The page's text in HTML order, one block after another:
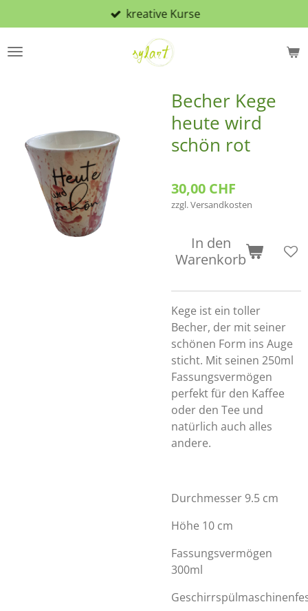
Hauptinhalt
springen
kreative Kurse
Becher Kege
heute wird
schön rot
30,00 CHF
zzgl. Versandkosten
In den
Warenkorb
Kege ist ein toller
Becher, der mit seiner
schönen Form ins Auge
sticht. Mit seinen 250ml
Fassungsvermögen
perfekt für den Kaffee
oder den Tee und
natürlich auch alles
andere.
Durchmesser 9.5 cm
Höhe 10 cm
Fassungsvermögen
300ml